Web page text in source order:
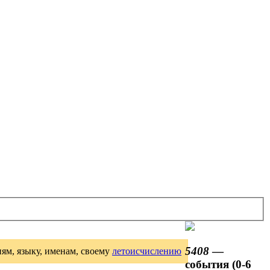
языку, именам, своему летоисчислению 5408—
события (0-6